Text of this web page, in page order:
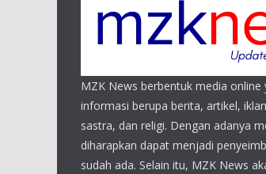
MZK News berbentuk media online
informasi berupa berita, artikel,
sastra, dan religi. Dengan adanya
diharapkan dapat menjadi
sudah ada. Selain itu, MZK News